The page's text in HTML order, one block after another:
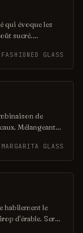
qui évoque les
sucré.
et les soirées
un choix
GLASS
de
Mélangeant
les amateurs
unique en
MARGARITA GLASS
habilement le
d'érable. Servi